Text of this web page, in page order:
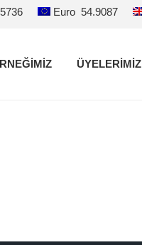
Euro 54.9087
ÜYELERİMİZ